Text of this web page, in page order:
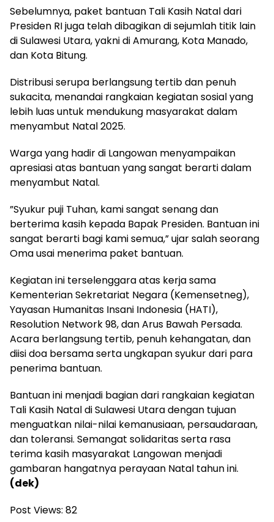
Sebelumnya, paket bantuan Tali Kasih Natal dari
Presiden RI juga telah dibagikan di sejumlah titik lain
di Sulawesi Utara, yakni di Amurang, Kota Manado,
dan Kota Bitung.
Distribusi serupa berlangsung tertib dan penuh
sukacita, menandai rangkaian kegiatan sosial yang
lebih luas untuk mendukung masyarakat dalam
menyambut Natal 2025.
Warga yang hadir di Langowan menyampaikan
apresiasi atas bantuan yang sangat berarti dalam
menyambut Natal.
”Syukur puji Tuhan, kami sangat senang dan
berterima kasih kepada Bapak Presiden. Bantuan ini
sangat berarti bagi kami semua,” ujar salah seorang
Oma usai menerima paket bantuan.
Kegiatan ini terselenggara atas kerja sama
Kementerian Sekretariat Negara (Kemensetneg),
Yayasan Humanitas Insani Indonesia (HATI),
Resolution Network 98, dan Arus Bawah Persada.
Acara berlangsung tertib, penuh kehangatan, dan
diisi doa bersama serta ungkapan syukur dari para
penerima bantuan.
Bantuan ini menjadi bagian dari rangkaian kegiatan
Tali Kasih Natal di Sulawesi Utara dengan tujuan
menguatkan nilai-nilai kemanusiaan, persaudaraan,
dan toleransi. Semangat solidaritas serta rasa
terima kasih masyarakat Langowan menjadi
gambaran hangatnya perayaan Natal tahun ini.
(dek)
Post Views: 82